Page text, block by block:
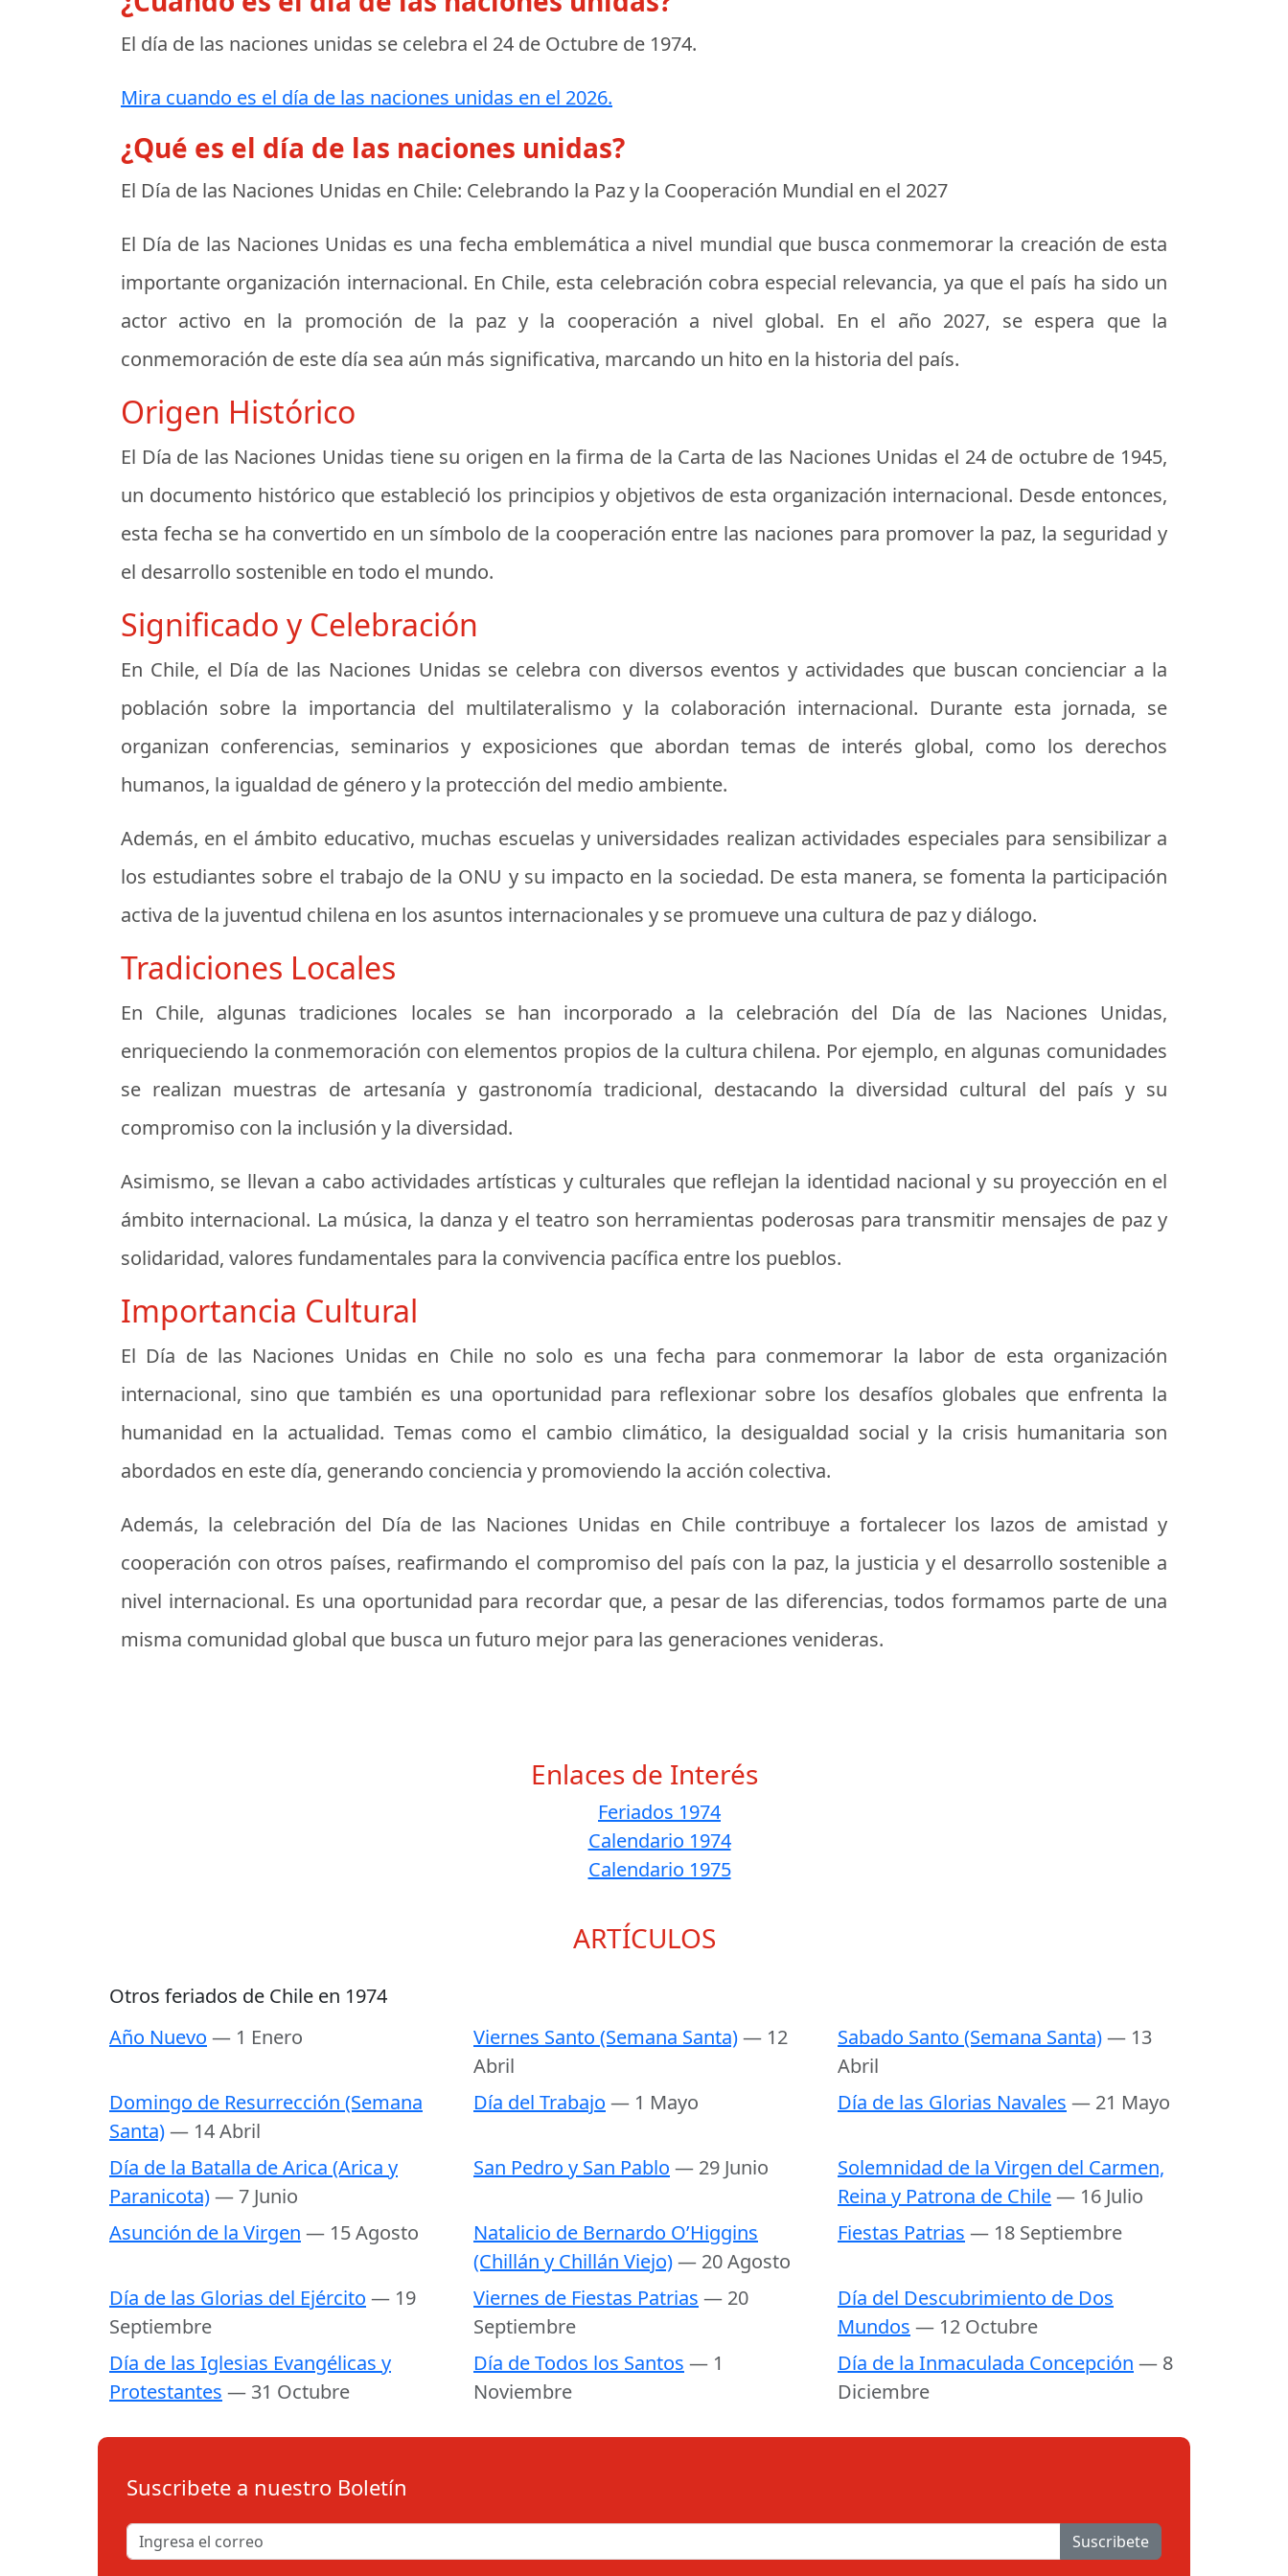
El día de las naciones unidas se celebra el 24 de Octubre de 1974.
Mira cuando es el día de las naciones unidas en el 2026.
¿Qué es el día de las naciones unidas?
El Día de las Naciones Unidas en Chile: Celebrando la Paz y la Cooperación Mundial en el 2027
El Día de las Naciones Unidas es una fecha emblemática a nivel mundial que busca conmemorar la creación de esta
importante organización internacional. En Chile, esta celebración cobra especial relevancia, ya que el país ha sido un
actor activo en la promoción de la paz y la cooperación a nivel global. En el año 2027, se espera que la
conmemoración de este día sea aún más significativa, marcando un hito en la historia del país.
Origen Histórico
El Día de las Naciones Unidas tiene su origen en la firma de la Carta de las Naciones Unidas el 24 de octubre de 1945,
un documento histórico que estableció los principios y objetivos de esta organización internacional. Desde entonces,
esta fecha se ha convertido en un símbolo de la cooperación entre las naciones para promover la paz, la seguridad y
el desarrollo sostenible en todo el mundo.
Significado y Celebración
En Chile, el Día de las Naciones Unidas se celebra con diversos eventos y actividades que buscan concienciar a la
población sobre la importancia del multilateralismo y la colaboración internacional. Durante esta jornada, se
organizan conferencias, seminarios y exposiciones que abordan temas de interés global, como los derechos
humanos, la igualdad de género y la protección del medio ambiente.
Además, en el ámbito educativo, muchas escuelas y universidades realizan actividades especiales para sensibilizar a
los estudiantes sobre el trabajo de la ONU y su impacto en la sociedad. De esta manera, se fomenta la participación
activa de la juventud chilena en los asuntos internacionales y se promueve una cultura de paz y diálogo.
Tradiciones Locales
En Chile, algunas tradiciones locales se han incorporado a la celebración del Día de las Naciones Unidas,
enriqueciendo la conmemoración con elementos propios de la cultura chilena. Por ejemplo, en algunas comunidades
se realizan muestras de artesanía y gastronomía tradicional, destacando la diversidad cultural del país y su
compromiso con la inclusión y la diversidad.
Asimismo, se llevan a cabo actividades artísticas y culturales que reflejan la identidad nacional y su proyección en el
ámbito internacional. La música, la danza y el teatro son herramientas poderosas para transmitir mensajes de paz y
solidaridad, valores fundamentales para la convivencia pacífica entre los pueblos.
Importancia Cultural
El Día de las Naciones Unidas en Chile no solo es una fecha para conmemorar la labor de esta organización
internacional, sino que también es una oportunidad para reflexionar sobre los desafíos globales que enfrenta la
humanidad en la actualidad. Temas como el cambio climático, la desigualdad social y la crisis humanitaria son
abordados en este día, generando conciencia y promoviendo la acción colectiva.
Además, la celebración del Día de las Naciones Unidas en Chile contribuye a fortalecer los lazos de amistad y
cooperación con otros países, reafirmando el compromiso del país con la paz, la justicia y el desarrollo sostenible a
nivel internacional. Es una oportunidad para recordar que, a pesar de las diferencias, todos formamos parte de una
misma comunidad global que busca un futuro mejor para las generaciones venideras.
Enlaces de Interés
Feriados 1974
Calendario 1974
Calendario 1975
ARTÍCULOS
Otros feriados de Chile en 1974
Año Nuevo — 1 Enero Viernes Santo (Semana Santa)— 12
Abril
Sabado Santo (Semana Santa)— 13
Abril
Domingo de Resurrección (Semana
Santa)— 14 Abril
Día del Trabajo — 1 Mayo Día de las Glorias Navales — 21 Mayo
Día de la Batalla de Arica (Arica y
Paranicota)— 7 Junio
San Pedro y San Pablo — 29 Junio
Solemnidad de la Virgen del Carmen,
Reina y Patrona de Chile— 16 Julio
Asunción de la Virgen — 15 Agosto
Natalicio de Bernardo O’Higgins
(Chillán y Chillán Viejo)— 20 Agosto
Fiestas Patrias — 18 Septiembre
Día de las Glorias del Ejército — 19
Septiembre
Viernes de Fiestas Patrias — 20
Septiembre
Día del Descubrimiento de Dos
Mundos — 12 Octubre
Día de las Iglesias Evangélicas y
Protestantes — 31 Octubre
Día de Todos los Santos — 1
Noviembre
Día de la Inmaculada Concepción — 8
Diciembre
Suscribete a nuestro Boletín
Suscribete